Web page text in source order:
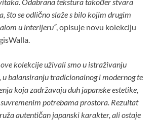
što se odlično slaže s bilo kojim drugim
u interijeru“, opisuje novu kolekciju
kolekcije uživali smo u istraživanju
balansiranju tradicionalnog i modernog te
koja zadržavaju duh japanske estetike,
potrebama prostora. Rezultat
autentičan japanski karakter, ali ostaje